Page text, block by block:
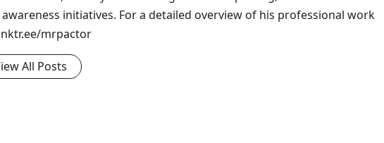
initiatives. For a detailed overview of his professional work
mrpactor
All Posts